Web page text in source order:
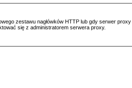
zestawu nagłówków HTTP lub gdy serwer
się z administratorem serwera proxy.